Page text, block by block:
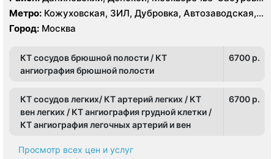
Нагатино-Садовники, Нагатинский Затон, Нагорный
Метро: Кожуховская, ЗИЛ, Дубровка, Автозаводская,
Нагатинская, Технопарк, Тульская, Угрешская
Город: Москва
КТ сосудов брюшной полости / КТ
ангиография брюшной полости
6700 p.
КТ сосудов легких/ КТ артерий легких / КТ
вен легких / КТ ангиография грудной клетки /
КТ ангиография легочных артерий и вен
6700 p.
Просмотр всех цен и услуг